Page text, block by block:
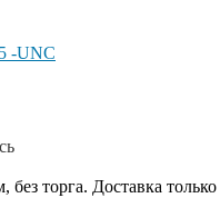
-UNC
торга. Доставка только